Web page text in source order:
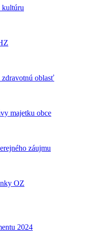
kultúru
zdravotnú oblasť
majetku obce
záujmu
OZ
2024